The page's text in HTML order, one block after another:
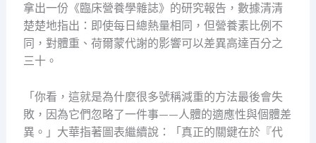
拿出一份《臨床營養學雜誌》的研究報告，數據清清
楚楚地指出：即使每日總熱量相同，但營養素比例不
同，對體重、荷爾蒙代謝的影響可以差異高達百分之
三十。
「你看，這就是為什麼很多號稱減重的方法最後會失
敗，因為它們忽略了一件事——人體的適應性與個體差
異。」大華指著圖表繼續說：「真正的關鍵在於『代